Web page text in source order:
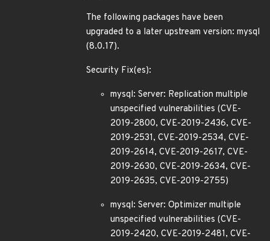
The following packages have been
upgraded to a later upstream version: mysql
(8.0.17).
Security Fix(es):
mysql: Server: Replication multiple
unspecified vulnerabilities (CVE-
2019-2800, CVE-2019-2436, CVE-
2019-2531, CVE-2019-2534, CVE-
2019-2614, CVE-2019-2617, CVE-
2019-2630, CVE-2019-2634, CVE-
2019-2635, CVE-2019-2755)
mysql: Server: Optimizer multiple
unspecified vulnerabilities (CVE-
2019-2420, CVE-2019-2481, CVE-